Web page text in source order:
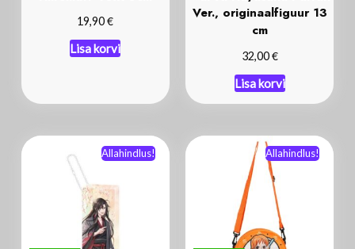
19,90€
Lisa korvi
Ver., originaalfiguur 13
cm
32,00€
Lisa korvi
Allahindlus! Allahindlus!